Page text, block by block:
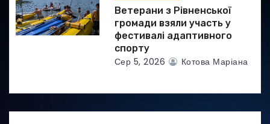
Ветерани з Рівненської
громади взяли участь у
фестивалі адаптивного
спорту
Сер 5, 2026 Котова Маріана